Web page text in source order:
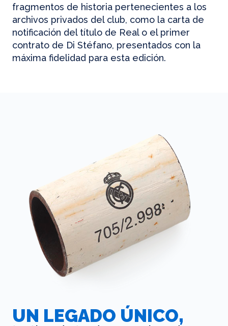
fragmentos de historia pertenecientes a los
archivos privados del club, como la carta de
notificación del título de Real o el primer
contrato de Di Stéfano, presentados con la
máxima fidelidad para esta edición.
UN LEGADO ÚNICO,